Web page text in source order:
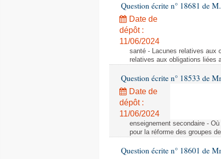
Question écrite n° 18681 de
Date de
dépôt :
11/06/2024
santé - Lacunes relatives aux
relatives aux obligations liées
Question écrite n° 18533 de
Date de
dépôt :
11/06/2024
enseignement secondaire -
pour la réforme des groupes
Question écrite n° 18601 de